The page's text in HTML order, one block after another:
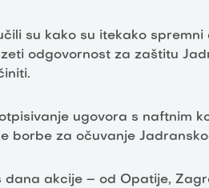
su kako su itekako
odgovornost za zaštitu
ugovora s naftnim
borbe za očuvanje
dana akcije – od Opatije,